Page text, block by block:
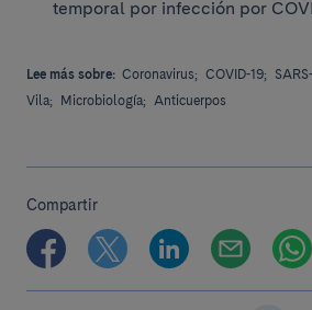
temporal por infección por
Lee más sobre: Coronavirus; COVID-19;
Vila;
Microbiología; Anticuerpos
Compartir